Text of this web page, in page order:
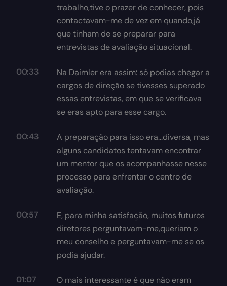
trabalho,tive o prazer de conhecer, pois
contactavam-me de vez em quando,já
que tinham de se preparar para
entrevistas de avaliação situacional.
00:33
Na Daimler era assim: só podias chegar a
cargos de direção se tivesses superado
essas entrevistas, em que se verificava
se eras apto para esse cargo.
00:43
A preparação para isso era...diversa, mas
alguns candidatos tentavam encontrar
um mentor que os acompanhasse nesse
processo para enfrentar o centro de
avaliação.
00:57
E, para minha satisfação, muitos futuros
diretores perguntavam-me,queriam o
meu conselho e perguntavam-me se os
podia ajudar.
01:07
O mais interessante é que não eram